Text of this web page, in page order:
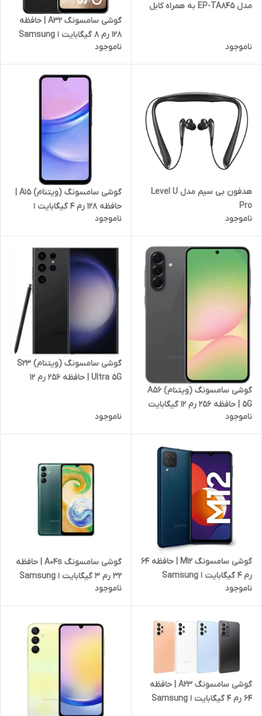
مدل EP-TA845 به همراه کابل
ناموجود
گوشی سامسونگ A32 | حافظه
128 رم 8 گیگابایت ا Samsung
Galaxy A32 128/8 GB
ناموجود
هدفون بی سیم مدل Level U
Pro
ناموجود
حافظه 128 رم 4 گیگابایت ا
Samsung Galaxy A15
(Vietnam) 128/4 GB
ناموجود
گوشی سامسونگ (ویتنام) A56
5G | حافظه 256 رم 12 گیگابایت
ناموجود
گوشی سامسونگ (ویتنام) S23
Ultra 5G | حافظه 256 رم 12
ناموجود
گوشی سامسونگ M12 | حافظه 64
رم 4 گیگابایت ا Samsung
Galaxy M12 64/4 GB
ناموجود
گوشی سامسونگ A04s | حافظه
32 رم 3 گیگابایت ا Samsung
Galaxy A04s 32/3 GB
ناموجود
گوشی سامسونگ A23 | حافظه
64 رم 4 گیگابایت ا Samsung